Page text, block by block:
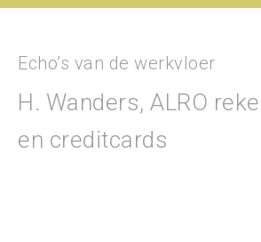
Echo’s van de werkvloer
H. Wanders, ALRO
en creditcards